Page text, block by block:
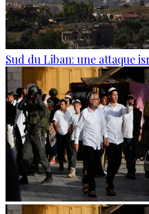
Sud du Liban: une attaque